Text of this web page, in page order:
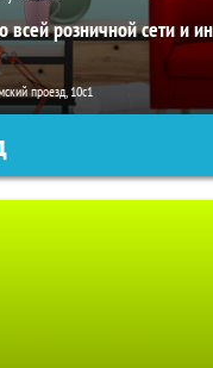
розничной сети и
проезд, 10с1